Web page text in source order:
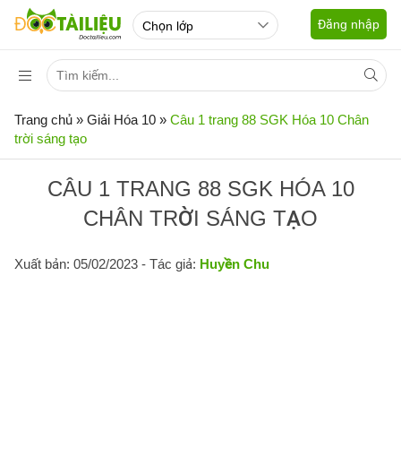
Đăng nhập
Trang chủ » Giải Hóa 10 » Câu 1 trang 88 SGK Hóa 10 Chân
trời sáng tạo
CÂU 1 TRANG 88 SGK HÓA 10
CHÂN TRỜI SÁNG TẠO
Xuất bản: 05/02/2023 - Tác giả: Huyền Chu